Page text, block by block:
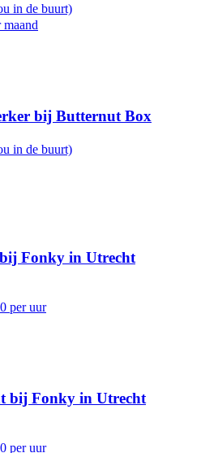
in de buurt)
maand
bij Butternut Box
in de buurt)
Fonky in Utrecht
per uur
bij Fonky in Utrecht
per uur